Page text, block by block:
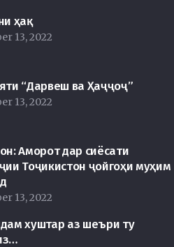
ҳақ
13, 2022
“Дарвеш ва Ҳаҷҷоҷ”
13, 2022
Аморот дар сиёсати
Тоҷикистон ҷойгоҳи муҳим
13, 2022
хуштар аз шеъри ту